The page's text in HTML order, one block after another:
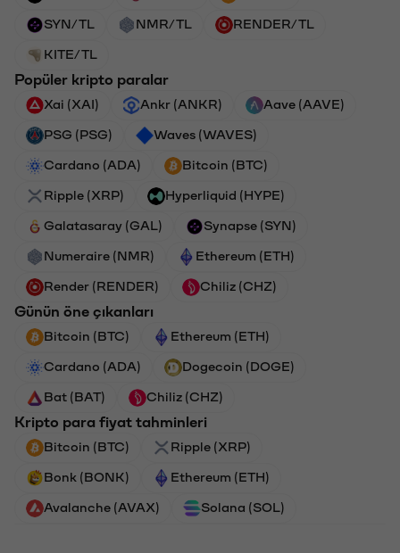
SYN/TL NMR/TL RENDER/TL
KITE/TL
Popüler kripto paralar
Xai (XAI) Ankr (ANKR) Aave (AAVE)
PSG (PSG) Waves (WAVES)
Cardano (ADA) Bitcoin (BTC)
Ripple (XRP) Hyperliquid (HYPE)
Galatasaray (GAL) Synapse (SYN)
Numeraire (NMR) Ethereum (ETH)
Render (RENDER) Chiliz (CHZ)
Günün öne çıkanları
Bitcoin (BTC) Ethereum (ETH)
Cardano (ADA) Dogecoin (DOGE)
Bat (BAT) Chiliz (CHZ)
Kripto para fiyat tahminleri
Bitcoin (BTC) Ripple (XRP)
Bonk (BONK) Ethereum (ETH)
Avalanche (AVAX) Solana (SOL)